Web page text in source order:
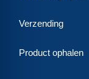
Verzending
Product ophalen